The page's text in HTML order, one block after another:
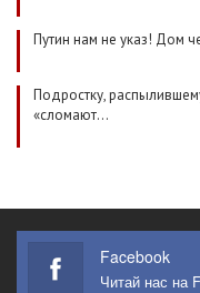
Путин нам не указ! Дом
Подростку,
«сломают…
Facebook
Читай нас на